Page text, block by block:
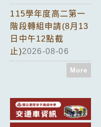
115學年度高二第一
階段轉組申請(8月13
日中午12點截
止)2026-08-06
More